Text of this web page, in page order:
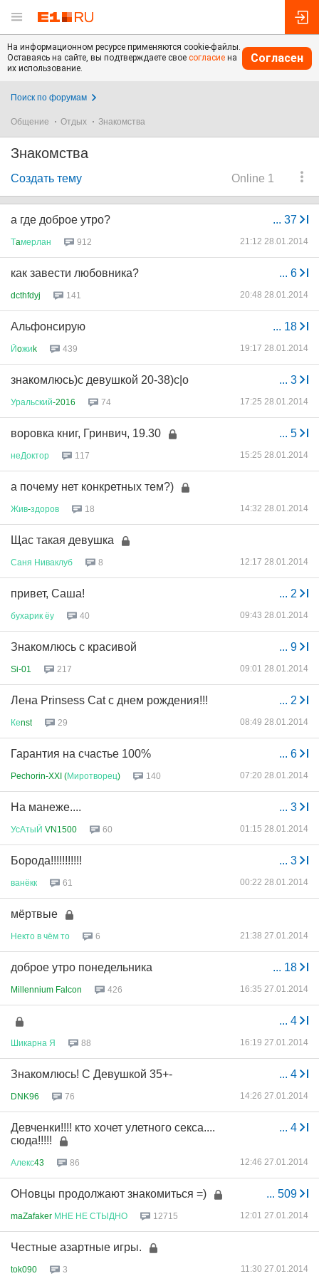
На информационном ресурсе применяются cookie-файлы.
Оставаясь на сайте, вы подтверждаете свое согласие на
их использование.
Согласен
Поиск по форумам
Общение Отдых Знакомства
Знакомства
Online 1
Создать тему
... 37
а где доброе утро?
Тaмерлан 912 21:12 28.01.2014
... 6
как завести любовника?
dcthfdyj 141 20:48 28.01.2014
... 18
Альфонсирую
Йoжиk 439 19:17 28.01.2014
... 3
знакомлюсь)с девушкой 20-38)с|о
Уральский-2016 74 17:25 28.01.2014
... 5
воровка книг, Гринвич, 19.30
неДоктор 117 15:25 28.01.2014
а почему нет конкретных тем?)
Жив-здоров 18 14:32 28.01.2014
Щас такая девушка
Саня Ниваклуб 8 12:17 28.01.2014
... 2
привет, Саша!
бухарик ёу 40 09:43 28.01.2014
... 9
Знакомлюсь с красивой
Si-01 217 09:01 28.01.2014
... 2
Лена Prinsess Cat c днем рождения!!!
Кеnst 29 08:49 28.01.2014
... 6
Гарантия на счастье 100%
Pechorin-XXI (Миротворец) 140 07:20 28.01.2014
... 3
На манеже....
УсАтыЙ VN1500 60 01:15 28.01.2014
... 3
Борода!!!!!!!!!!!
ванёкк 61 00:22 28.01.2014
мёртвые
Некто в чём то 6 21:38 27.01.2014
... 18
доброе утро понедельника
Millennium Falcon 426 16:35 27.01.2014
... 4
Шикарна Я 88 16:19 27.01.2014
... 4
Знакомлюсь! С Девушкой 35+-
DNK96 76 14:26 27.01.2014
... 4
Девченки!!!! кто хочет улетного секса....
сюда!!!!!
Алекс43 86 12:46 27.01.2014
... 509
ОНовцы продолжают знакомиться =)
maZafaker МНЕ НЕ СТЫДНО 12715 12:01 27.01.2014
Честные азартные игры.
tok090 3 11:30 27.01.2014